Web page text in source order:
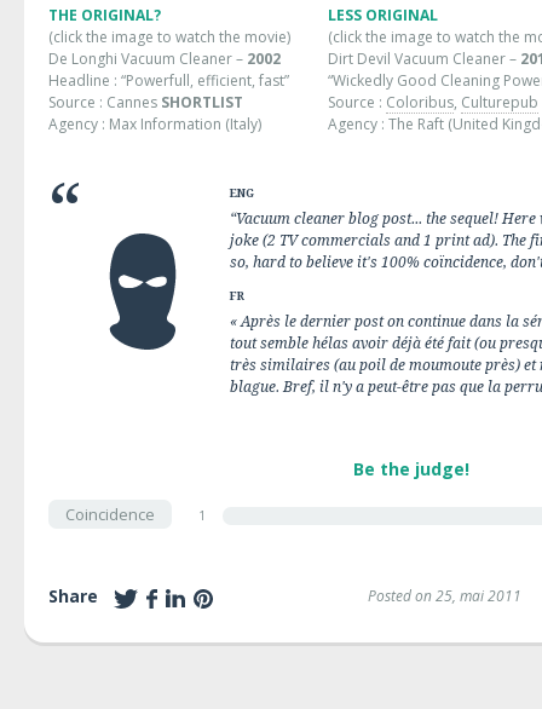
THE ORIGINAL?
(click the image to watch the movie)
De Longhi Vacuum Cleaner – 2002
Headline : “Powerfull, efficient, fast”
Source : Cannes SHORTLIST
Agency : Max Information (Italy)
LESS ORIGINAL
(click the image to watch the
Dirt Devil Vacuum Cleaner –
“Wickedly Good Cleaning
Source : Coloribus, Culturepub
Agency : The Raft (United
ENG
“Vacuum cleaner blog post... the sequel!
joke (2 TV commercials and 1 print ad). The
so, hard to believe it's 100% coïncidence,
FR
« Après le dernier post on continue dans la
tout semble hélas avoir déjà été fait (ou
très similaires (au poil de moumoute près) et
blague. Bref, il n'y a peut-être pas que la
Be the judge!
Coincidence 1
Share Posted on 25, mai 2011